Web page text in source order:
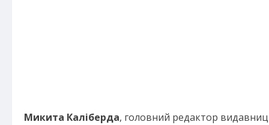
Микита Каліберда, головний редактор